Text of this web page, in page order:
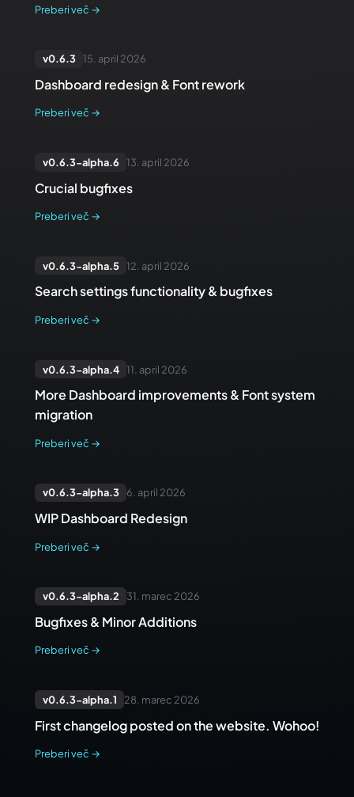
Preberi več →
v0.6.3 15. april 2026
Dashboard redesign & Font rework
Preberi več →
v0.6.3-alpha.6 13. april 2026
Crucial bugfixes
Preberi več →
v0.6.3-alpha.5 12. april 2026
Search settings functionality & bugfixes
Preberi več →
v0.6.3-alpha.4 11. april 2026
More Dashboard improvements & Font system
migration
Preberi več →
v0.6.3-alpha.3 6. april 2026
WIP Dashboard Redesign
Preberi več →
v0.6.3-alpha.2 31. marec 2026
Bugfixes & Minor Additions
Preberi več →
v0.6.3-alpha.1 28. marec 2026
First changelog posted on the website. Wohoo!
Preberi več →